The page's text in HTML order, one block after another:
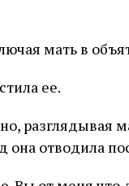
мать в
ее.
разглядывая
она отводила